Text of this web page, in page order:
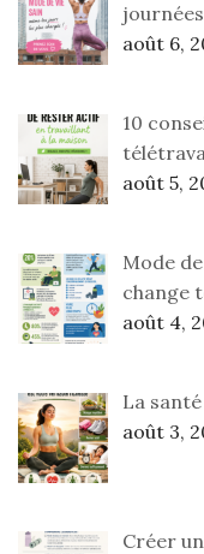
août 6,
10
août 5,
Mode
change
août 4,
La
août 3,
Créer